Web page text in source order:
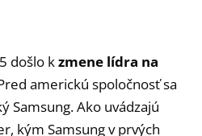
došlo kzmene lídra na
americkú spoločnosť sa
Samsung. Ako uvádzajú
kým Samsung v prvých